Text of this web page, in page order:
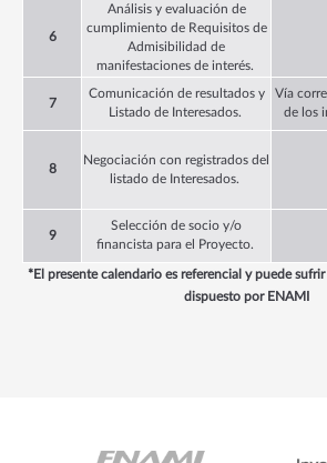
6
Análisis y evaluación de
cumplimiento de Requisitos de
Admisibilidad de
manifestaciones de interés.
7
Comunicación de resultados y
Listado de Interesados.
Vía
de los
8
Negociación con registrados del
listado de Interesados.
9
Selección de socio y/o
financista para el Proyecto.
*El presente calendario es referencial y puede
dispuesto por ENAMI